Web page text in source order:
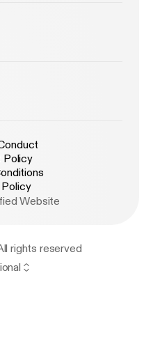
Policy
Website
rights reserved